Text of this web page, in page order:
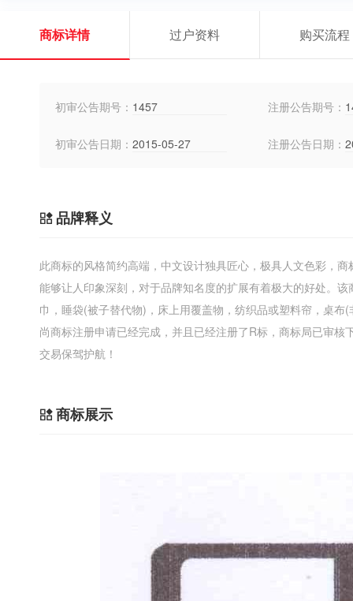
商标详情 过户资料 购买流程
初审公告期号： 1457 注册公告期号：
初审公告日期： 2015-05-27 注册公告日期：
品牌释义
此商标的风格简约高端，中文设计独具匠心，极具人文色彩，
能够让人印象深刻，对于品牌知名度的扩展有着极大的好处。
巾，睡袋(被子替代物)，床上用覆盖物，纺织品或塑料帘，桌
尚商标注册申请已经完成，并且已经注册了R标，商标局已审
交易保驾护航！
商标展示